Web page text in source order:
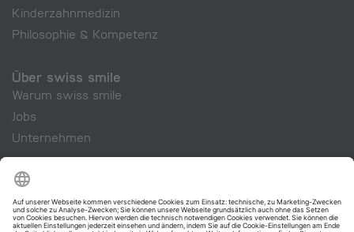
Kinderzahnmedizin
Philosophie & Kompetenz
Über swiss smile
Warum swiss smile
Jobs
Unternehmen
swiss smile Cosmetics